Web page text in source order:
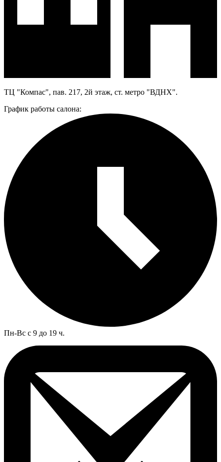
ТЦ "Компас", пав. 217, 2й этаж, ст. метро "ВДНХ".
График работы салона:
Пн-Вс с 9 до 19 ч.